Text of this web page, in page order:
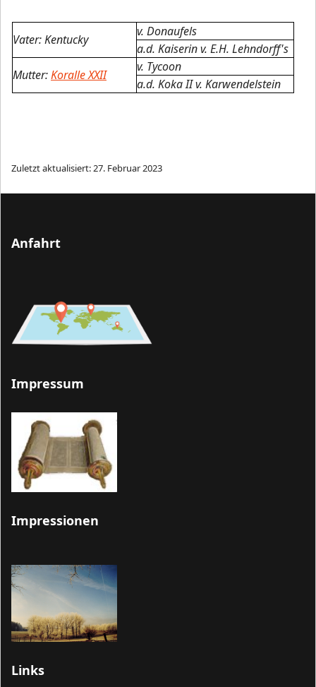
Vater: Kentucky
v. Donaufels
a.d. Kaiserin v. E.H. Lehndorff's
Mutter:Koralle XXII
v. Tycoon
a.d. Koka II v. Karwendelstein
Zuletzt aktualisiert: 27. Februar 2023
Anfahrt
Impressum
Impressionen
Links